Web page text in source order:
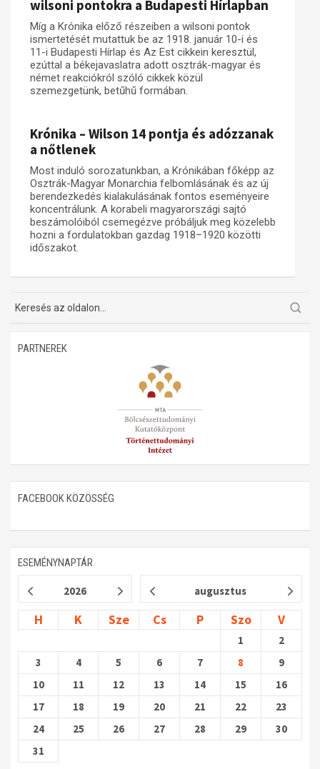
wilsoni pontokra a Budapesti Hírlapban
Míg a Krónika előző részeiben a wilsoni pontok
ismertetését mutattuk be az 1918. január 10-i és
11-i Budapesti Hírlap és Az Est cikkein keresztül,
ezúttal a békejavaslatra adott osztrák-magyar és
német reakciókról szóló cikkek közül
szemezgetünk, betűhű formában.
Krónika – Wilson 14 pontja és adózzanak
a nőtlenek
Most induló sorozatunkban, a Krónikában főképp az
Osztrák-Magyar Monarchia felbomlásának és az új
berendezkedés kialakulásának fontos eseményeire
koncentrálunk. A korabeli magyarországi sajtó
beszámolóiból csemegézve próbáljuk meg közelebb
hozni a fordulatokban gazdag 1918–1920 közötti
időszakot.
PARTNEREK
FACEBOOK KÖZÖSSÉG
ESEMÉNYNAPTÁR
2026 augusztus
H K Sze Cs P Szo V
1
2
3
4 5 6 7 8
9
10
11 12 13 14 15
16
17
18 19 20 21 22
23
24
25 26 27 28 29
30
31